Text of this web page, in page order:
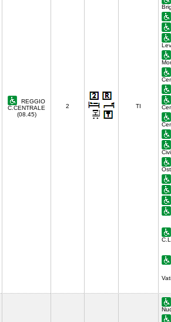
REGGIO
C.CENTRALE
(08.45)
2 TI